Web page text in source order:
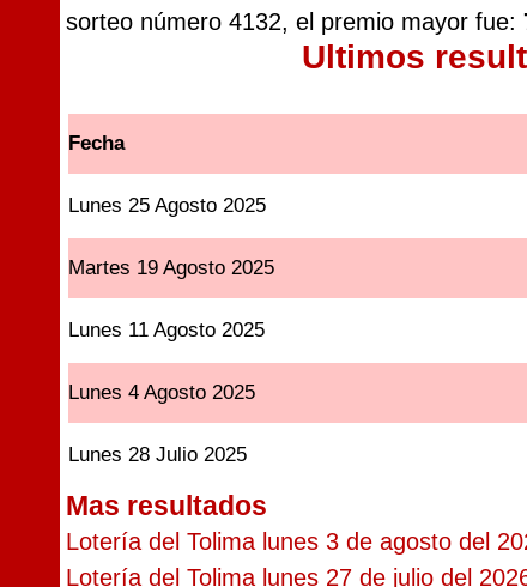
sorteo número 4132, el premio mayor fue:
Ultimos
Fecha
Lunes 25 Agosto 2025
Martes 19 Agosto 2025
Lunes 11 Agosto 2025
Lunes 4 Agosto 2025
Lunes 28 Julio 2025
Mas resultados
Lotería del Tolima lunes 3 de agosto del
Lotería del Tolima lunes 27 de julio del